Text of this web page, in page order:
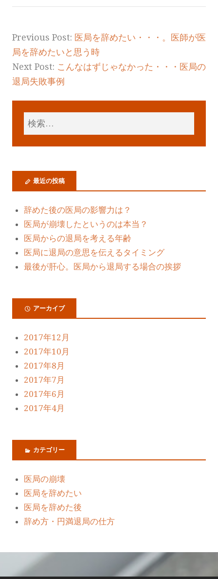
Previous Post: 医局を辞めたい・・・。医師が医
局を辞めたいと思う時
Next Post: こんなはずじゃなかった・・・医局の
退局失敗事例
最近の投稿
辞めた後の医局の影響力は？
医局が崩壊したというのは本当？
医局からの退局を考える年齢
医局に退局の意思を伝えるタイミング
最後が肝心。医局から退局する場合の挨拶
アーカイブ
2017年12月
2017年10月
2017年8月
2017年7月
2017年6月
2017年4月
カテゴリー
医局の崩壊
医局を辞めたい
医局を辞めた後
辞め方・円満退局の仕方